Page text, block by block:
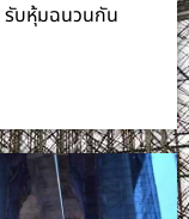
รับหุ้มฉนวนกัน